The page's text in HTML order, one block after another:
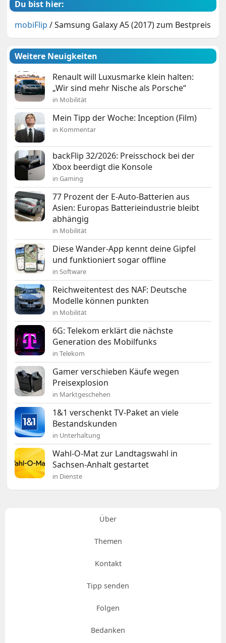
Du bist hier:
mobiFlip /Samsung Galaxy A5 (2017) zum Bestpreis
Weitere Neuigkeiten
Renault will Luxusmarke klein halten:
„Wir sind mehr Nische als Porsche“
in Mobilität
Mein Tipp der Woche: Inception (Film)
in Kommentar
backFlip 32/2026: Preisschock bei der
Xbox beerdigt die Konsole
in Gaming
77 Prozent der E-Auto-Batterien aus
Asien: Europas Batterieindustrie bleibt
abhängig
in Mobilität
Diese Wander-App kennt deine Gipfel
und funktioniert sogar offline
in Software
Reichweitentest des NAF: Deutsche
Modelle können punkten
in Mobilität
6G: Telekom erklärt die nächste
Generation des Mobilfunks
in Telekom
Gamer verschieben Käufe wegen
Preisexplosion
in Marktgeschehen
1&1 verschenkt TV-Paket an viele
Bestandskunden
in Unterhaltung
Wahl-O-Mat zur Landtagswahl in
Sachsen-Anhalt gestartet
in Dienste
Über
Themen
Kontakt
Tipp senden
Folgen
Bedanken